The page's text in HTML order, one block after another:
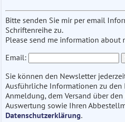
Bitte senden Sie mir per email
Schriftenreihe zu.
Please send me information about
Email:
Sie können den Newsletter
Ausführliche Informationen zu
Anmeldung, dem Versand über
Auswertung sowie Ihren
Datenschutzerklärung.